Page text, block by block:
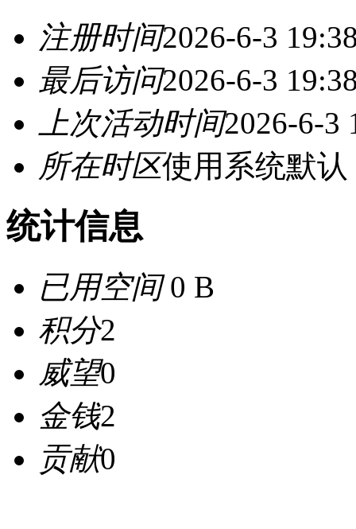
注册时间2026-6-3
最后访问2026-6-3
上次活动时间2026-6-3
所在时区使用系统默认
统计信息
已用空间0 B
积分2
威望0
金钱2
贡献0